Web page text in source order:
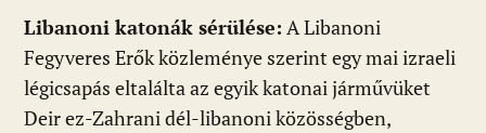
Libanoni katonák sérülése: A Libanoni
Fegyveres Erők közleménye szerint egy mai izraeli
légicsapás eltalálta az egyik katonai járművüket
Deir ez-Zahrani dél-libanoni közösségben,